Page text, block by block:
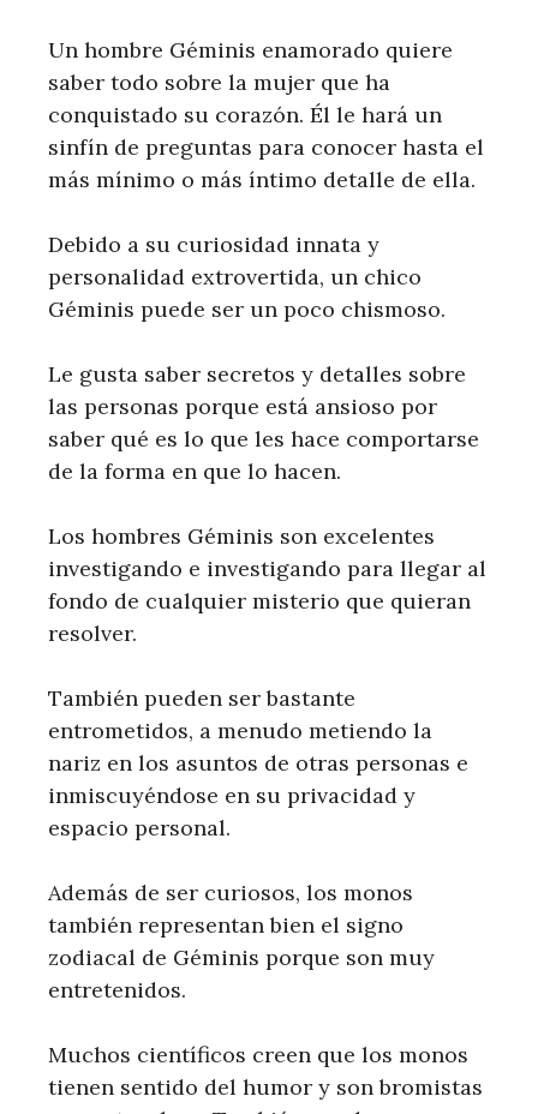
Un hombre Géminis enamorado quiere
saber todo sobre la mujer que ha
conquistado su corazón. Él le hará un
sinfín de preguntas para conocer hasta el
más mínimo o más íntimo detalle de ella.
Debido a su curiosidad innata y
personalidad extrovertida, un chico
Géminis puede ser un poco chismoso.
Le gusta saber secretos y detalles sobre
las personas porque está ansioso por
saber qué es lo que les hace comportarse
de la forma en que lo hacen.
Los hombres Géminis son excelentes
investigando e investigando para llegar al
fondo de cualquier misterio que quieran
resolver.
También pueden ser bastante
entrometidos, a menudo metiendo la
nariz en los asuntos de otras personas e
inmiscuyéndose en su privacidad y
espacio personal.
Además de ser curiosos, los monos
también representan bien el signo
zodiacal de Géminis porque son muy
entretenidos.
Muchos científicos creen que los monos
tienen sentido del humor y son bromistas